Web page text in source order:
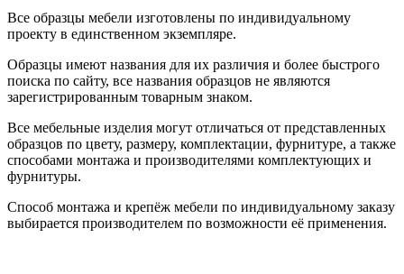
Все образцы мебели изготовлены по индивидуальному
проекту в единственном экземпляре.
Образцы имеют названия для их различия и более быстрого
поиска по сайту, все названия образцов не являются
зарегистрированным товарным знаком.
Все мебельные изделия могут отличаться от представленных
образцов по цвету, размеру, комплектации, фурнитуре, а также
способами монтажа и производителями комплектующих и
фурнитуры.
Способ монтажа и крепёж мебели по индивидуальному заказу
выбирается производителем по возможности её применения.